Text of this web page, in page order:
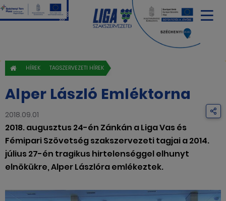
HÍREK TAGSZERVEZETI HÍREK
Alper László Emléktorna
2018.09.01
2018. augusztus 24-én Zánkán a Liga Vas és
Fémipari Szövetség szakszervezeti tagjai a 2014.
július 27-én tragikus hirtelenséggel elhunyt
elnökükre, Alper Lászlóra emlékeztek.